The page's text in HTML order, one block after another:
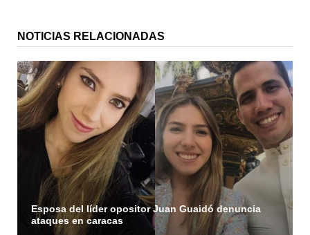
NOTICIAS RELACIONADAS
Esposa del líder opositor Juan Guaidó denuncia
ataques en caracas